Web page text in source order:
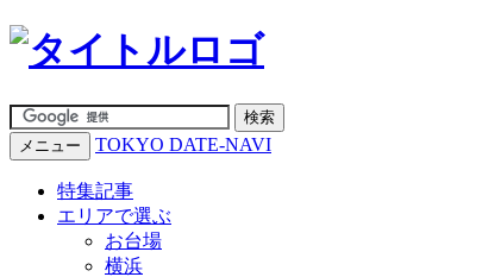
メニュー TOKYO DATE-NAVI
特集記事
エリアで選ぶ
お台場
横浜